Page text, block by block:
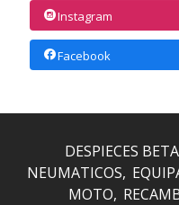
Instagram
Facebook
DESPIECES BETA
NEUMATICOS
MOTO